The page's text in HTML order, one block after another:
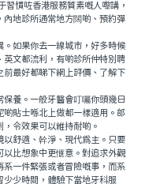
習慣咗香港服務質素嘅人嚟講，
地診所通常地方闊啲、預約彈
如果你去一線城市，好多時候
文都流利，有啲診所仲特別聘
最好都睇下網上評價、了解下
養。一般牙醫會叮囑你頭幾日
貼士喺北上做都一樣適用。部
令效果可以維持耐啲。
舒適、幹淨、現代爲主。只要
比想象中更惬意。對追求外觀
一件緊張或者冒險嘅事，而系
少時間，體驗下當地牙科服